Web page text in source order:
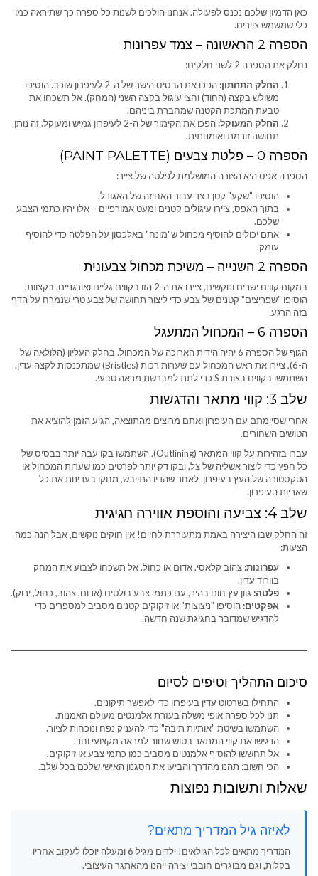
כאן הדמיון שלכם נכנס לפעולה. אנחנו הולכים לשנות כל ספרה כך שתיראה כמו
כלי שמשמש ציירים.
הספרה 2 הראשונה – צמד עפרונות
נחלק את הספרה 2 לשני חלקים:
החלק התחתון:
הפכו את הבסיס הישר של ה-2 לעיפרון שוכב. הוסיפו
משולש בקצה (החוד) וחצי עיגול בקצה השני (המחק). אל תשכחו את
טבעת המתכת הקטנה שמחברת ביניהם.
החלק המעוקל:
הפכו את הקימור של ה-2 לעיפרון גמיש ומעוקל. זה נותן
תחושה זורמת ואומנותית.
הספרה 0 – פלטת צבעים (PAINT PALETTE)
הספרה אפס היא הצורה המושלמת לפלטה של צייר:
הוסיפו "שקע" קטן בצד עבור האחיזה של האגודל.
בתוך האפס, ציירו עיגולים קטנים ומעט אמורפיים – אלו יהיו כתמי הצבע
שלכם.
אתם יכולים להוסיף מכחול ש"מונח" באלכסון על הפלטה כדי להוסיף
עומק.
הספרה 2 השנייה – משיכת מכחול צבעונית
במקום קווים ישרים ונוקשים, ציירו את ה-2 הזו בקווים גליים ואורגניים. בקצוות,
הוסיפו "שפריצים" קטנים של צבע כדי ליצור תחושה של צבע טרי שנמרח על הדף
בזה הרגע.
הספרה 6 – המכחול המתעגל
הגוף של הספרה 6 יהיה הידית הארוכה של המכחול. בחלק העליון (הלולאה של
ה-6), ציירו את ראש המכחול עם שערות רכות (Bristles) שמתכנסות לקצה עדין.
השתמשו בקווים בצורת S כדי לתת למברשת מראה טבעי.
שלב 3: קווי מתאר והדגשות
אחרי שסיימתם עם העיפרון ואתם מרוצים מהתוצאה, הגיע הזמן להוציא את
הטושים השחורים.
עברו בזהירות על קווי המתאר (Outlining). השתמשו בקו עבה יותר בבסיס של
כל חפץ כדי ליצור אשליה של צל, ובקו דק יותר לפרטים כמו שערות המכחול או
הטקסטורה של העץ בעיפרון. לאחר שהדיו התייבש, מחקו בעדינות את כל
שאריות העיפרון.
שלב 4: צביעה והוספת אווירה חגיגית
זה החלק שבו היצירה באמת מתעוררת לחיים! אין חוקים נוקשים, אבל הנה כמה
הצעות:
עפרונות: צהוב קלאסי, אדום או כחול. אל תשכחו לצבוע את המחק
בוורוד עדין.
פלטה: גוון עץ חום בהיר, עם כתמי צבע בולטים (אדום, צהוב, כחול, ירוק).
אפקטים: הוסיפו "ניצוצות" או זיקוקים קטנים מסביב למספרים כדי
להדגיש שמדובר בחגיגת שנה חדשה.
סיכום התהליך וטיפים לסיום
התחילו בשרטוט עדין בעיפרון כדי לאפשר תיקונים.
תנו לכל ספרה אופי משלה בעזרת אלמנטים מעולם האמנות.
השתמשו בשיטת "אותיות תיבה" כדי להעניק נפח ונוכחות לציור.
הדגישו את קווי המתאר בטוש שחור למראה מקצועי וחד.
אל תחששו להוסיף אלמנטים מסביב כמו כתמי צבע או זיקוקים.
הכי חשוב: תהנו מהדרך והביעו את הסגנון האישי שלכם בכל שלב.
שאלות ותשובות נפוצות
לאיזה גיל המדריך מתאים?
המדריך מתאים לכל הגילאים! ילדים מגיל 6 ומעלה יוכלו לעקוב אחריו
בקלות, וגם מבוגרים חובבי יצירה ייהנו מהאתגר העיצובי.